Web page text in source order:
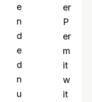
e
n
d
e
d
n
u
er
P
er
m
it
w
it